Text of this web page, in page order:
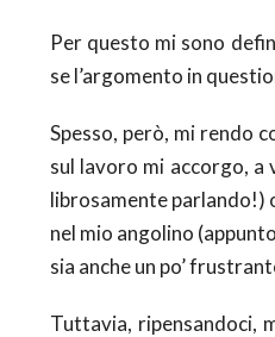
Per questo mi sono
se l’argomento in
Spesso, però, mi rendo
sul lavoro mi accorgo, a
librosamente parlando!)
nel mio angolino
sia anche un po’
Tuttavia, ripensandoci,